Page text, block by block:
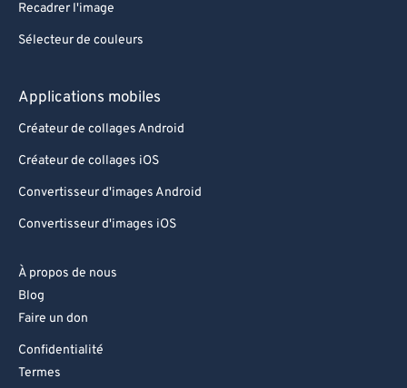
Recadrer l'image
Sélecteur de couleurs
Applications mobiles
Créateur de collages Android
Créateur de collages iOS
Convertisseur d'images Android
Convertisseur d'images iOS
À propos de nous
Blog
Faire un don
Confidentialité
Termes